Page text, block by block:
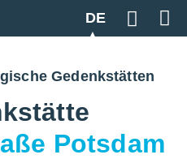
DE
Geben
Zur Gesamtübersicht
Gedenkstätten
Potsdam